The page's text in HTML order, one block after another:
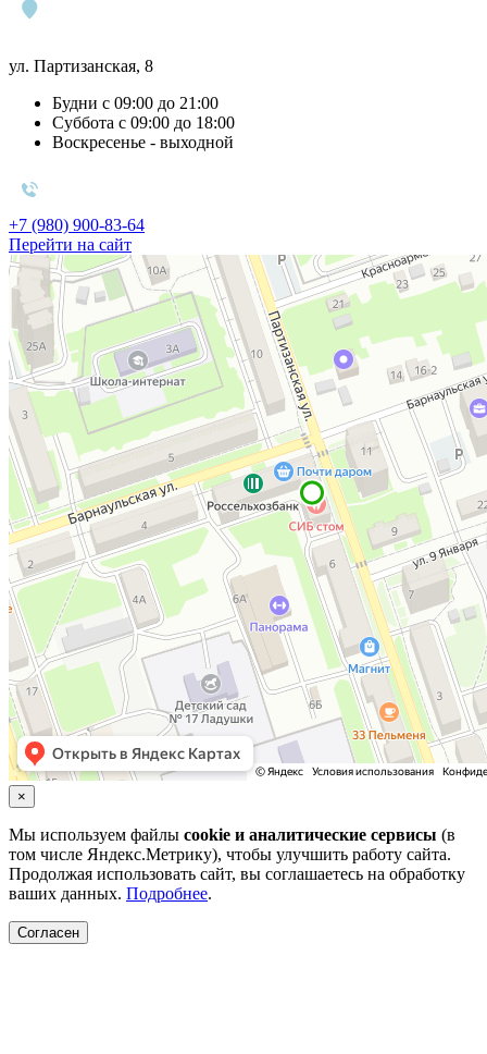
ул. Партизанская, 8
Будни с 09:00 до 21:00
Суббота с 09:00 до 18:00
Воскресенье - выходной
+7 (980) 900-83-64
Перейти на сайт
×
Мы используем файлы cookie и аналитические сервисы (в
том числе Яндекс.Метрику), чтобы улучшить работу сайта.
Продолжая использовать сайт, вы соглашаетесь на обработку
ваших данных. Подробнее.
Согласен